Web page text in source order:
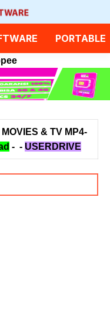
PORTABLE
& TV MP4-
- - USERDRIVE